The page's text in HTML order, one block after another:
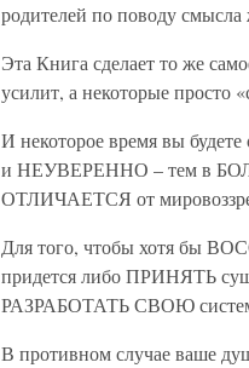
родителей по поводу
Эта Книга сделает то же
усилит, а некоторые просто
И некоторое время вы
и НЕУВЕРЕННО – тем в
ОТЛИЧАЕТСЯ от
Для того, чтобы хотя бы
придется либо ПРИНЯТЬ
РАЗРАБОТАТЬ СВОЮ
В противном случае ваше